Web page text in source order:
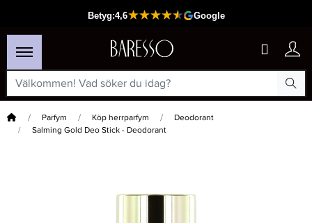
Hem Parfym Köp herrparfym
Deodorant
Salming Gold Deo Stick - Deodorant